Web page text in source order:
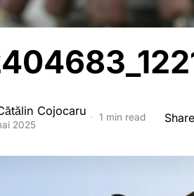
Cojocaru
2025
1 min read Share